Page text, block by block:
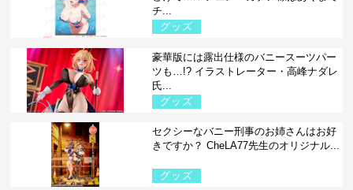
チ...
グッズ
豪華版には露出仕様のバニースーツパー
ツも…!? イラストレーター・高峰ナダレ
氏...
グッズ
セクシーなバニー刑事のお姉さんはお好
きですか？ CheLA77先生のオリジナル...
グッズ